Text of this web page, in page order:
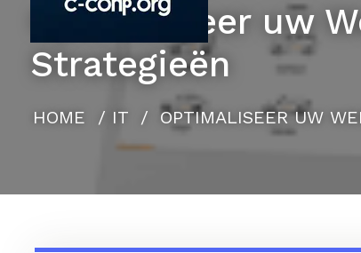
Optimaliseer uw
Strategieën
HOME / IT / OPTIMALISEER UW